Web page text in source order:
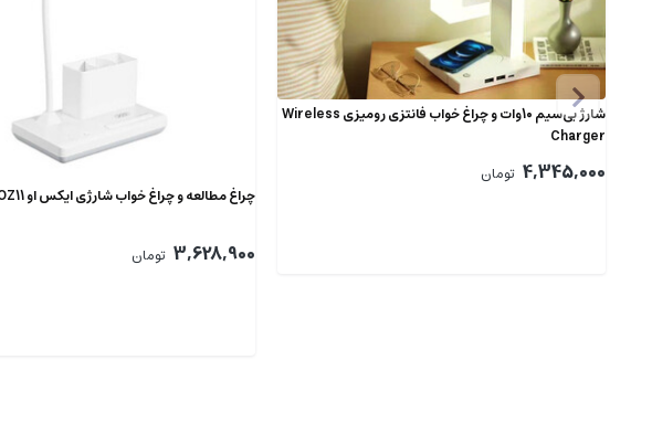
شارژ بی‌سیم 10وات و چراغ خواب فانتزی رومیزی Wireless
Charger
4,345,000 تومان
چراغ مطالعه و چراغ خواب شارژی ایکس او OZ11
3,628,900 تومان